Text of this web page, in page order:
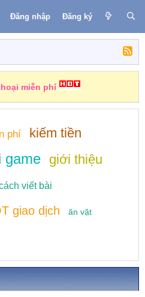
Đăng nhập Đăng ký
miễn phí
phí kiếm tiền
game giới thiệu
viết bài
giao dịch ăn vặt